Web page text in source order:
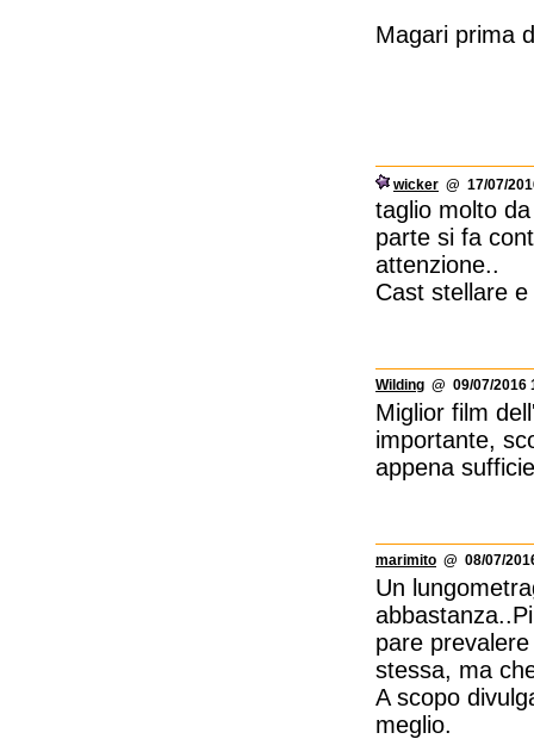
Magari prima
wicker @ 17/07/
taglio molto
parte si fa
attenzione..
Cast stellare
Wilding @ 09/07/2016
Miglior film
importante,
appena
marimito @ 08/07/
Un
pare
stessa, ma
A scopo
meglio.